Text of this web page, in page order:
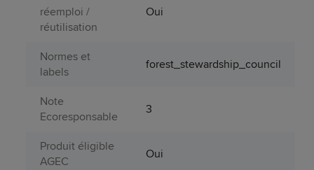
réemploi /
réutilisation
Oui
Normes et
labels
forest_stewardship_council
Note
Ecoresponsable
3
Produit éligible
AGEC
Oui